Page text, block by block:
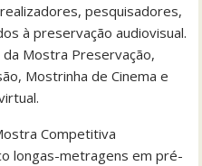
pesquisadores,
à preservação audiovisual.
Mostra Preservação,
Mostrinha de Cinema e
Competitiva
longas-metragens em pré-